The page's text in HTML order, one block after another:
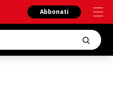
Abbonati